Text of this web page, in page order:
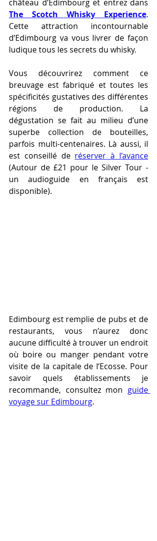
The Scotch Whisky Experience.
Cette attraction incontournable
d’Edimbourg va vous livrer de façon
ludique tous les secrets du whisky.
Vous découvrirez comment ce
breuvage est fabriqué et toutes les
spécificités gustatives des différentes
régions de production. La
dégustation se fait au milieu d’une
superbe collection de bouteilles,
parfois multi-centenaires. Là aussi, il
est conseillé de réserver à l’avance
(Autour de £21 pour le Silver Tour -
un audioguide en français est
disponible).
Edimbourg est remplie de pubs et de
restaurants, vous n’aurez donc
aucune difficulté à trouver un endroit
où boire ou manger pendant votre
visite de la capitale de l’Ecosse. Pour
savoir quels établissements je
recommande, consultez mon guide
voyage sur Edimbourg.